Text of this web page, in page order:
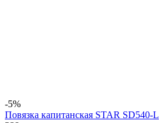
-5%
Повязка капитанская STAR SD540-L